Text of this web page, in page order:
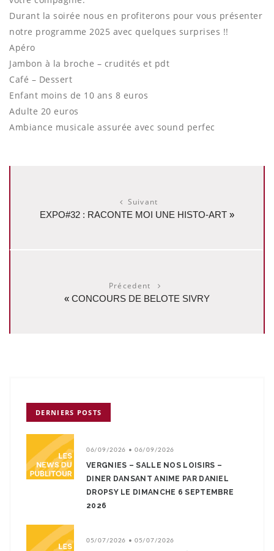
Durant la soirée nous en profiterons pour vous présenter
notre programme 2025 avec quelques surprises !!
Apéro
Jambon à la broche – crudités et pdt
Café – Dessert
Enfant moins de 10 ans 8 euros
Adulte 20 euros
Ambiance musicale assurée avec sound perfec
Suivant
EXPO#32 : RACONTE MOI UNE HISTO-ART »
Précedent
« CONCOURS DE BELOTE SIVRY
DERNIERS POSTS
06/09/2026 • 06/09/2026
VERGNIES – SALLE NOS LOISIRS –
DINER DANSANT ANIME PAR DANIEL
DROPSY LE DIMANCHE 6 SEPTEMBRE
2026
05/07/2026 • 05/07/2026